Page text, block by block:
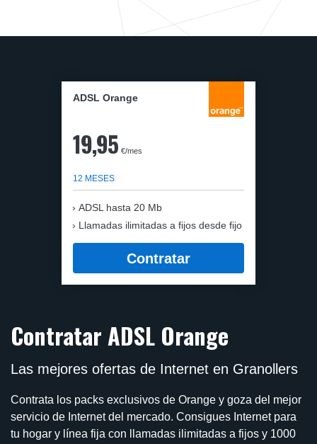
ADSL Orange
19,95 €/mes
12 MESES
ADSL hasta 20 Mb
Llamadas ilimitadas a fijos desde fijo
Contratar
Contratar ADSL Orange
Las mejores ofertas de Internet en Granollers
Contrata los packs exclusivos de Orange y goza del mejor
servicio de Internet del mercado. Consigues Internet para
tu hogar y línea fija con llamadas ilimitadas a fijos y 1000